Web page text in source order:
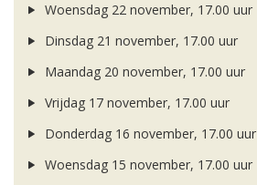
Woensdag 22 november, 17.00 uur
Dinsdag 21 november, 17.00 uur
Maandag 20 november, 17.00 uur
Vrijdag 17 november, 17.00 uur
Donderdag 16 november, 17.00 uur
Woensdag 15 november, 17.00 uur